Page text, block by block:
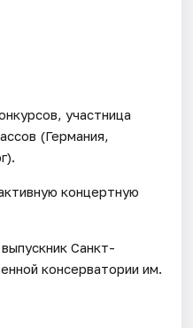
участница
(Германия,
концертную
Санкт-
консерватории им.